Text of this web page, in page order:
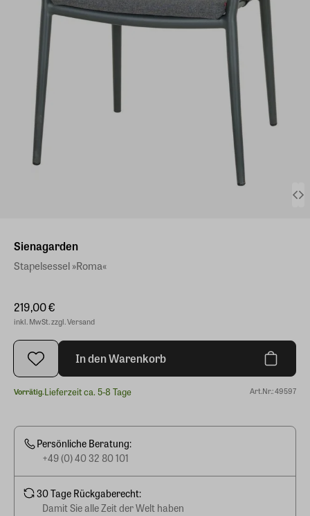
Sienagarden
Stapelsessel »Roma«
219,00 €
inkl. MwSt. zzgl. Versand
In den Warenkorb
Vorrätig.Lieferzeit ca. 5-8 Tage Art.Nr.: 49597
Persönliche Beratung:
+49 (0) 40 32 80 101
30 Tage Rückgaberecht:
Damit Sie alle Zeit der Welt haben